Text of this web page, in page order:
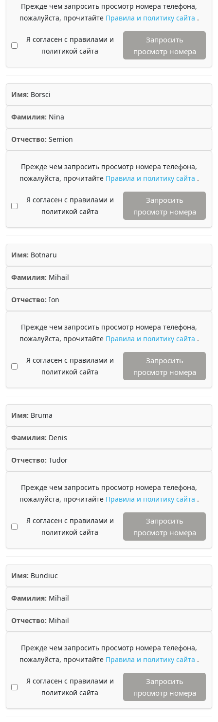
Прежде чем запросить просмотр номера телефона,
пожалуйста, прочитайте Правила и политику сайта .
Я согласен с правилами и
политикой сайта
Запросить
просмотр номера
Имя: Borsci
Фамилия: Nina
Отчество: Semion
Прежде чем запросить просмотр номера телефона,
пожалуйста, прочитайте Правила и политику сайта .
Я согласен с правилами и
политикой сайта
Запросить
просмотр номера
Имя: Botnaru
Фамилия: Mihail
Отчество: Ion
Прежде чем запросить просмотр номера телефона,
пожалуйста, прочитайте Правила и политику сайта .
Я согласен с правилами и
политикой сайта
Запросить
просмотр номера
Имя: Bruma
Фамилия: Denis
Отчество: Tudor
Прежде чем запросить просмотр номера телефона,
пожалуйста, прочитайте Правила и политику сайта .
Я согласен с правилами и
политикой сайта
Запросить
просмотр номера
Имя: Bundiuc
Фамилия: Mihail
Отчество: Mihail
Прежде чем запросить просмотр номера телефона,
пожалуйста, прочитайте Правила и политику сайта .
Я согласен с правилами и
политикой сайта
Запросить
просмотр номера